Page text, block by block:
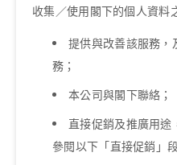
收集／使用閣下的個人資料
提供與改善該服務，
務；
本公司與閣下聯絡；
直接促銷及推廣用途
參閱以下「直接促銷」